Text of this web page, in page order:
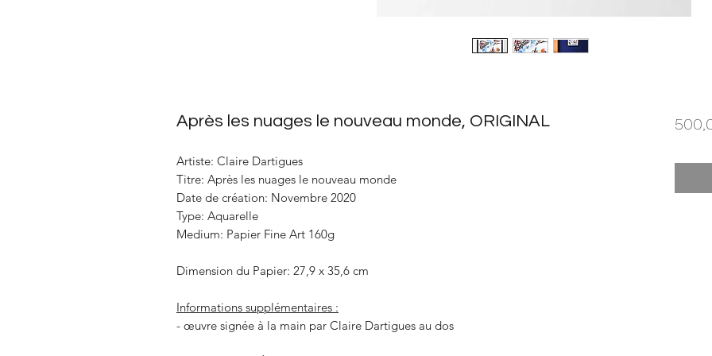
Après les nuages le nouveau monde, ORIGINAL
Artiste: Claire Dartigues
Titre: Après les nuages le nouveau monde
Date de création: Novembre 2020
Type: Aquarelle
Medium: Papier Fine Art 160g
Dimension du Papier: 27,9 x 35,6 cm
Informations supplémentaires :
- œuvre signée à la main par Claire Dartigues au dos